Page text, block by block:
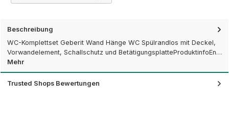
Beschreibung
WC-Komplettset Geberit Wand Hänge WC Spülrandlos mit Deckel,
Vorwandelement, Schallschutz und BetätigungsplatteProduktinfoEn…
Mehr
Trusted Shops Bewertungen